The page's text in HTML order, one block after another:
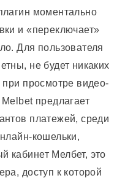
моментально
и «переключает»
Для пользователя
не будет никаких
при просмотре видео-
предлагает
платежей, среди
кошельки,
кабинет Мелбет, это
доступ к которой